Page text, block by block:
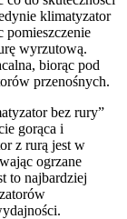
klimatyzator
pomieszczenie
wyrzutową.
biorąc pod
przenośnych.
bez rury”
gorąca i
z rurą jest w
ogrzane
to najbardziej